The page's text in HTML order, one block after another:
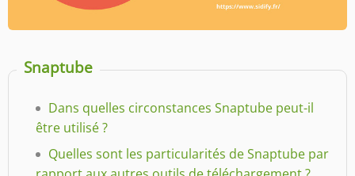
Snaptube
Dans quelles circonstances Snaptube peut-il
être utilisé ?
Quelles sont les particularités de Snaptube par